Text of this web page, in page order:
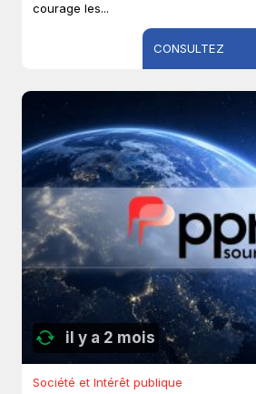
courage les...
CONSULTEZ
il y a 2 mois
Société et Intérêt publique